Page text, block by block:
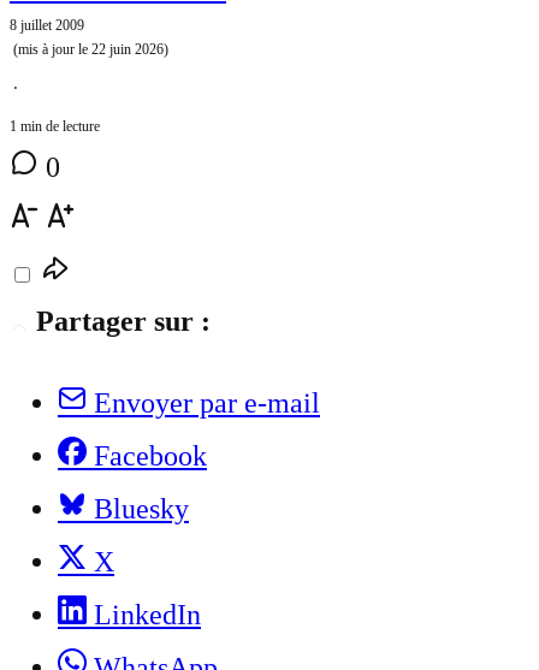
8 juillet 2009
(mis à jour le 22 juin 2026)
⋅
1 min de lecture
0
Partager sur :
Envoyer par e-mail
Facebook
Bluesky
X
LinkedIn